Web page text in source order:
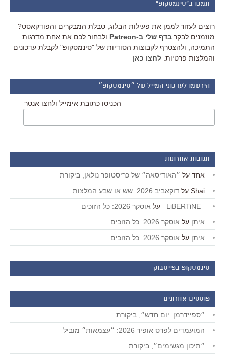
תמכו ב"סינמסקופ"
רוצים לעזור לממן את פעילות הבלוג, טבלת המבקרים והפודקאסט?
מוזמנים לבקר בדף שלי ב-Patreon
ולבחור לכם את אחת מדרגות
התמיכה, ולהצטרף לקבוצות הסודיות של "סינמסקופ" לקבלת עדכונים
והמלצות פרטיות. לחצו כאן
הירשמו לעדכוני המייל של ״סינמסקופ״
הכניסו כתובת אימייל ולחצו אנטר
תגובות אחרונות
אחד על ״האודיסאה״ של כריסטופר נולאן, ביקורת
Shai על דוקאביב 2026: שש או שבע המלצות
על אוסקר 2026: כל הזוכים
איתן על אוסקר 2026: כל הזוכים
איתן על אוסקר 2026: כל הזוכים
סינמסקופ בפייסבוק
פוסטים אחרונים
״ספיידרמן: יום חדש״, ביקורת
המועמדים לפרס אופיר 2026: ״עצמאות״ מוביל
״תיכון מגשימים״, ביקורת